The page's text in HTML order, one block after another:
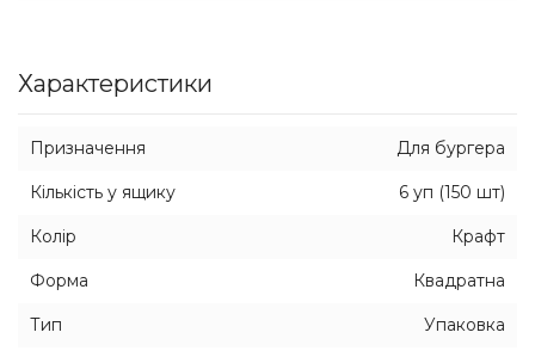
Характеристики
Призначення Для бургера
Кількість у ящику 6 уп (150 шт)
Колір Крафт
Форма Квадратна
Тип Упаковка